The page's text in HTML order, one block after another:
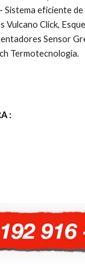
eficiente
Click,
Sensor
Termotecnologia.
: